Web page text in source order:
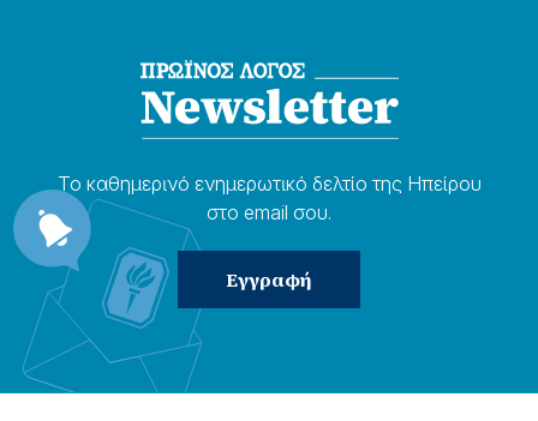
Το καθημερɩνό ενημερωτɩκό δελτίο της Ηπείρου
στο email σου.